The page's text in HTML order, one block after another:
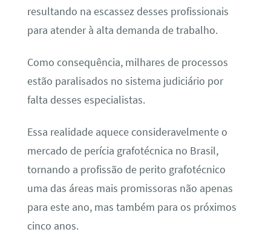
resultando na escassez desses profissionais
para atender à alta demanda de trabalho.
Como consequência, milhares de processos
estão paralisados no sistema judiciário por
falta desses especialistas.
Essa realidade aquece consideravelmente o
mercado de perícia grafotécnica no Brasil,
tornando a profissão de perito grafotécnico
uma das áreas mais promissoras não apenas
para este ano, mas também para os próximos
cinco anos.